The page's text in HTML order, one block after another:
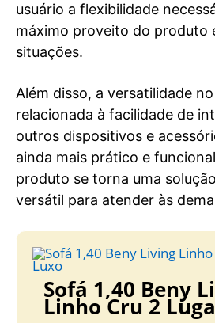
usuário a flexibilidade
máximo proveito do produto
situações.
Além disso, a versatilidade
relacionada à facilidade de
outros dispositivos e
ainda mais prático e
produto se torna uma
versátil para atender às
Sofá 1,40 Beny
Linho Cru 2